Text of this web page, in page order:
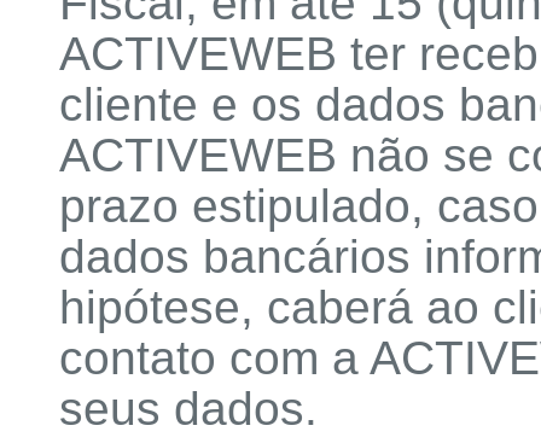
ACTIVEWEB ter
cliente e os dados
ACTIVEWEB não se
prazo estipulado,
dados bancários
hipótese, caberá ao
contato com a
seus dados.